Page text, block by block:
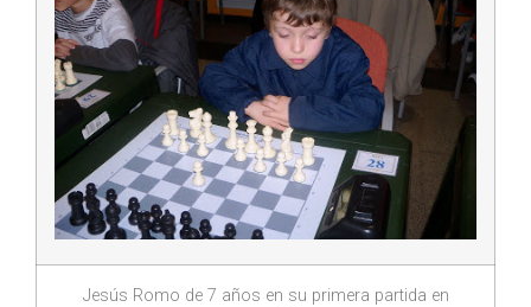
Jesús Romo de 7 años en su primera partida en